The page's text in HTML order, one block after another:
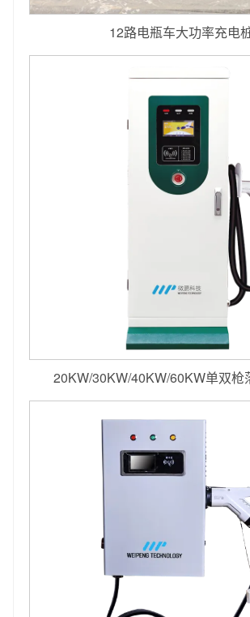
12路电瓶车大功率充电
20KW/30KW/40KW/60KW单双枪